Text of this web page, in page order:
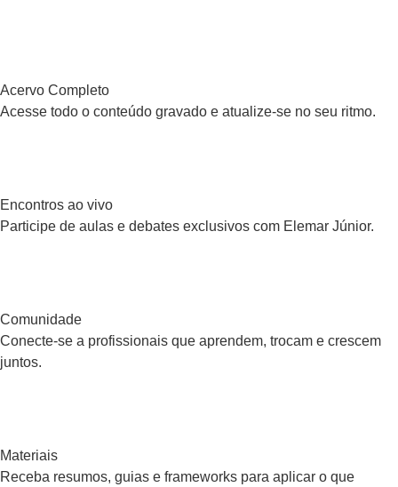
Acervo Completo
Acesse todo o conteúdo gravado e atualize-se no seu ritmo.
Encontros ao vivo
Participe de aulas e debates exclusivos com Elemar Júnior.
Comunidade
Conecte-se a profissionais que aprendem, trocam e crescem
juntos.
Materiais
Receba resumos, guias e frameworks para aplicar o que